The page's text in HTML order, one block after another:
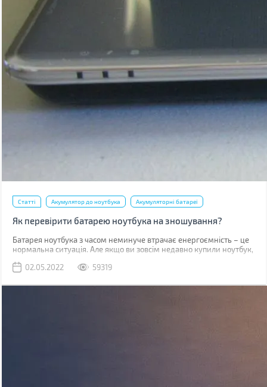
Статті Акумулятор до ноутбука Акумуляторні батареї
Як перевірити батарею ноутбука на зношування?
​​​​​Батарея ноутбука з часом неминуче втрачає енергоємність – це
нормальна ситуація. Але якщо ви зовсім недавно купили ноутбук,
гарантійний термін батареї (зазвичай від 1 до 3 років залежно від
зносилася (більше 20%), то виробник здійснює безкоштовну
02.05.2022 59319